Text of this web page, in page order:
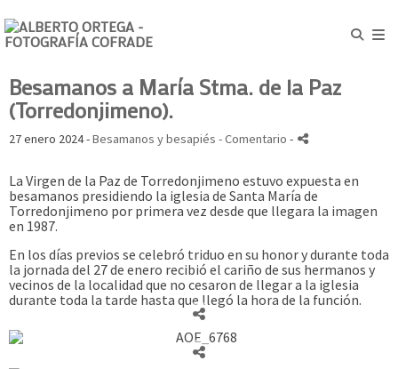
Besamanos a María Stma. de la Paz
(Torredonjimeno).
27 enero 2024 -Besamanos y besapiés - Comentario -
La Virgen de la Paz de Torredonjimeno estuvo expuesta en
besamanos presidiendo la iglesia de Santa María de
Torredonjimeno por primera vez desde que llegara la imagen
en 1987.
En los días previos se celebró triduo en su honor y durante toda
la jornada del 27 de enero recibió el cariño de sus hermanos y
vecinos de la localidad que no cesaron de llegar a la iglesia
durante toda la tarde hasta que llegó la hora de la función.